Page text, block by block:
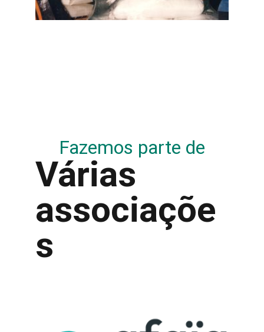
Fazemos parte de
Várias
associaçõe
s